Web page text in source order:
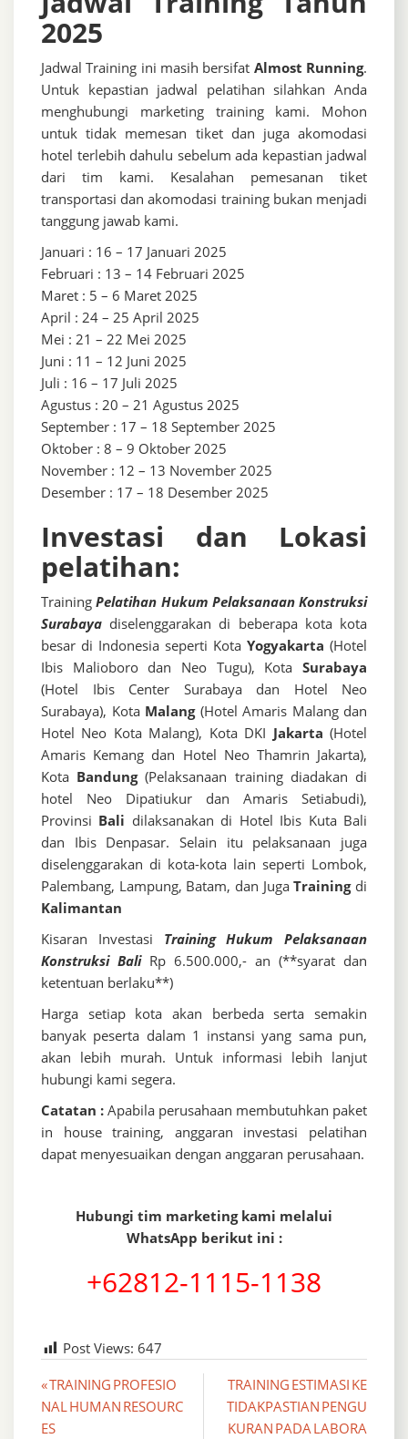
2025
Jadwal Training ini masih bersifat Almost Running.
Untuk kepastian jadwal pelatihan silahkan Anda
menghubungi marketing training kami. Mohon
untuk tidak memesan tiket dan juga akomodasi
hotel terlebih dahulu sebelum ada kepastian jadwal
dari tim kami. Kesalahan pemesanan tiket
transportasi dan akomodasi training bukan menjadi
tanggung jawab kami.
Januari : 16 – 17 Januari 2025
Februari : 13 – 14 Februari 2025
Maret : 5 – 6 Maret 2025
April : 24 – 25 April 2025
Mei : 21 – 22 Mei 2025
Juni : 11 – 12 Juni 2025
Juli : 16 – 17 Juli 2025
Agustus : 20 – 21 Agustus 2025
September : 17 – 18 September 2025
Oktober : 8 – 9 Oktober 2025
November : 12 – 13 November 2025
Desember : 17 – 18 Desember 2025
Investasi dan Lokasi
pelatihan:
TrainingPelatihan Hukum Pelaksanaan Konstruksi
Surabaya diselenggarakan di beberapa kota kota
besar di Indonesia seperti Kota Yogyakarta (Hotel
Ibis Malioboro dan Neo Tugu), Kota Surabaya
(Hotel Ibis Center Surabaya dan Hotel Neo
Surabaya), Kota Malang(Hotel Amaris Malang dan
Hotel Neo Kota Malang), Kota DKI Jakarta (Hotel
Amaris Kemang dan Hotel Neo Thamrin Jakarta),
Kota Bandung(Pelaksanaan training diadakan di
hotel Neo Dipatiukur dan Amaris Setiabudi),
Provinsi Bali dilaksanakan di Hotel Ibis Kuta Bali
dan Ibis Denpasar. Selain itu pelaksanaan juga
diselenggarakan di kota-kota lain seperti Lombok,
Palembang, Lampung, Batam, dan JugaTrainingdi
Kalimantan
Kisaran Investasi Training Hukum Pelaksanaan
Konstruksi Bali Rp 6.500.000,- an (**syarat dan
ketentuan berlaku**)
Harga setiap kota akan berbeda serta semakin
banyak peserta dalam 1 instansi yang sama pun,
akan lebih murah. Untuk informasi lebih lanjut
hubungi kami segera.
Catatan : Apabila perusahaan membutuhkan paket
in house training, anggaran investasi pelatihan
dapat menyesuaikan dengan anggaran perusahaan.
Hubungi tim marketing kami melalui
WhatsApp berikut ini :
+62812-1115-1138
Post Views: 647
Post
navigation
« TRAINING PROFESIO
NAL HUMAN RESOURC
ES
TRAINING ESTIMASI KE
TIDAKPASTIAN PENGU
KURAN PADA LABORA